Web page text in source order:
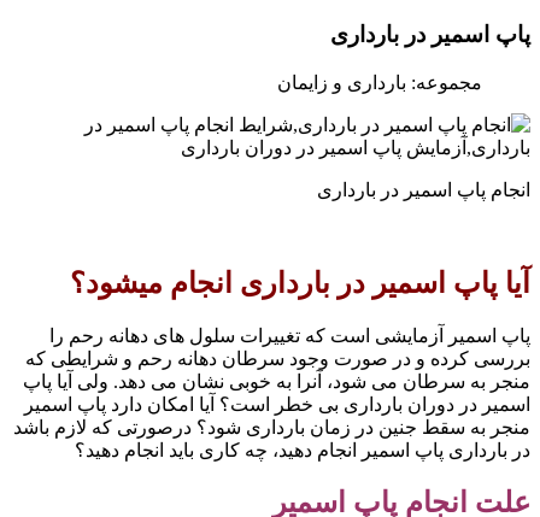
پاپ اسمیر در بارداری
مجموعه: بارداری و زایمان
انجام پاپ اسمیر در بارداری
آیا پاپ اسمیر در بارداری انجام میشود؟
پاپ اسمیر آزمایشی است که تغییرات سلول های دهانه رحم را
بررسی کرده و در صورت وجود سرطان دهانه رحم و شرایطی که
منجر به سرطان می شود، آنرا به خوبی نشان می دهد. ولی آیا پاپ
اسمیر در دوران بارداری بی خطر است؟ آیا امکان دارد پاپ اسمیر
منجر به سقط جنین در زمان بارداری شود؟ درصورتی که لازم باشد
در بارداری پاپ اسمیر انجام دهید، چه کاری باید انجام دهید؟
علت انجام پاپ اسمیر